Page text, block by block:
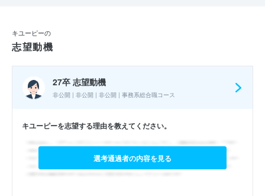
キユーピーの
志望動機
27卒 志望動機
非公開 | 非公開 | 非公開 | 事務系総合職コース
キユーピーを志望する理由を教えてください。
選考通過者の内容を見る